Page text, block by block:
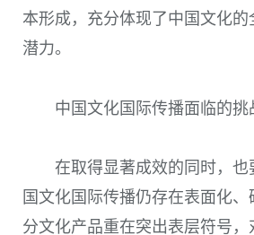
本形成，充分体现了中国文化
潜力。
中国文化国际传播面临的挑
在取得显著成效的同时，
国文化国际传播仍存在表面化
分文化产品重在突出表层符号，